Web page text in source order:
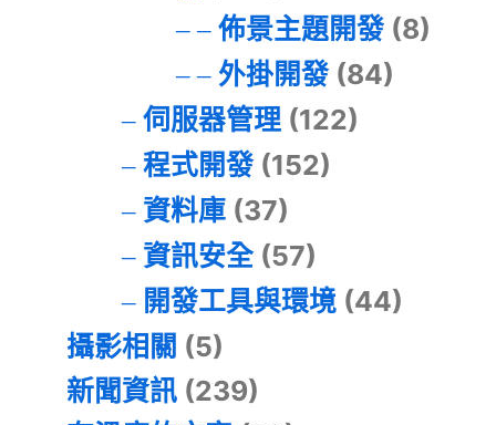
佈景主題開發(8)
外掛開發(84)
伺服器管理(122)
程式開發(152)
資料庫(37)
資訊安全(57)
開發工具與環境(44)
攝影相關 (5)
新聞資訊 (239)